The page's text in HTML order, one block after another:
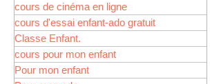
cours de cinéma en ligne
cours d'essai enfant-ado gratuit
Classe Enfant.
cours pour mon enfant
Pour mon enfant